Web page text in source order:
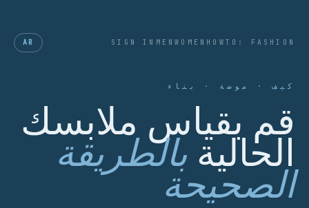
HOWTO: FASHION
WOMEN
MEN
SIGN IN
AR
كيف · موضة · بناء
قم بقياس ملابسك
الحالية بالطريقة
الصحيحة